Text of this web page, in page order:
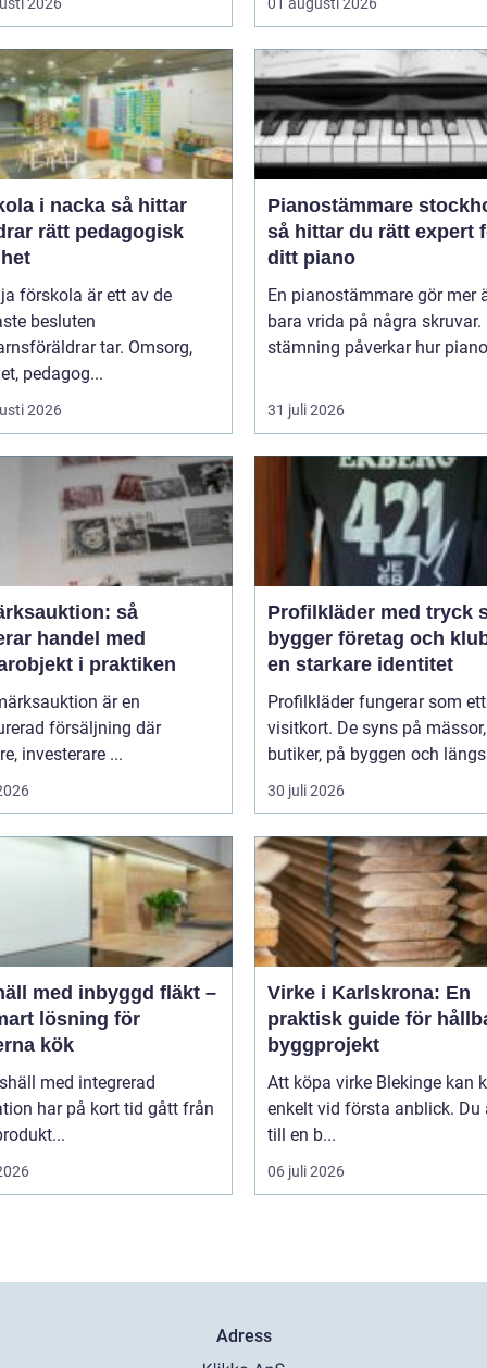
2026 01 augusti 2026
i nacka så hittar
rätt pedagogisk
förskola är ett av de
besluten
tar. Omsorg,
pedagog...
2026
Pianostämmare
så hittar du rätt expert
ditt piano
En pianostämmare gör mer
bara vrida på några skruvar.
stämning påverkar hur
31 juli 2026
så
handel med
i praktiken
är en
försäljning där
investerare ...
Profilkläder med tryck så
bygger företag och
en starkare identitet
Profilkläder fungerar som
visitkort. De syns på
butiker, på byggen och
30 juli 2026
med inbyggd fläkt –
lösning för
kök
med integrerad
har på kort tid gått från
Virke i Karlskrona: En
praktisk guide för
byggprojekt
Att köpa virke Blekinge kan
enkelt vid första anblick. Du
till en b...
06 juli 2026
Adress